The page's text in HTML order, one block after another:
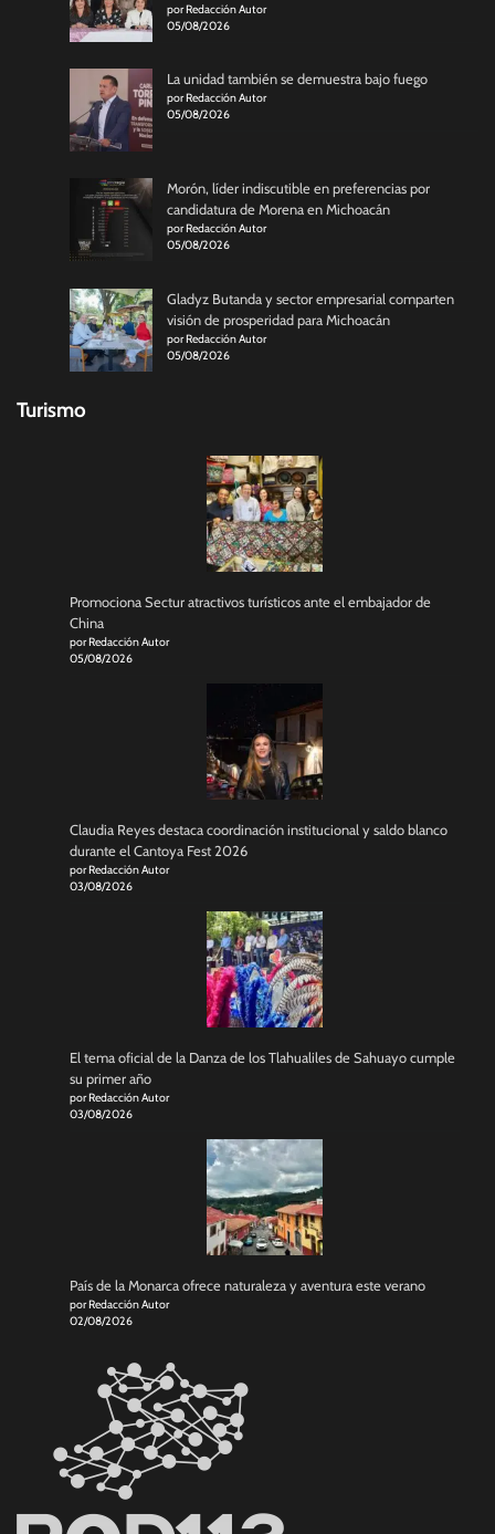
por Redacción Autor
05/08/2026
La unidad también se demuestra bajo fuego
por Redacción Autor
05/08/2026
Morón, líder indiscutible en preferencias por
candidatura de Morena en Michoacán
por Redacción Autor
05/08/2026
Gladyz Butanda y sector empresarial comparten
visión de prosperidad para Michoacán
por Redacción Autor
05/08/2026
Turismo
Promociona Sectur atractivos turísticos ante el embajador de
China
por Redacción Autor
05/08/2026
Claudia Reyes destaca coordinación institucional y saldo blanco
durante el Cantoya Fest 2026
por Redacción Autor
03/08/2026
El tema oficial de la Danza de los Tlahualiles de Sahuayo cumple
su primer año
por Redacción Autor
03/08/2026
País de la Monarca ofrece naturaleza y aventura este verano
por Redacción Autor
02/08/2026